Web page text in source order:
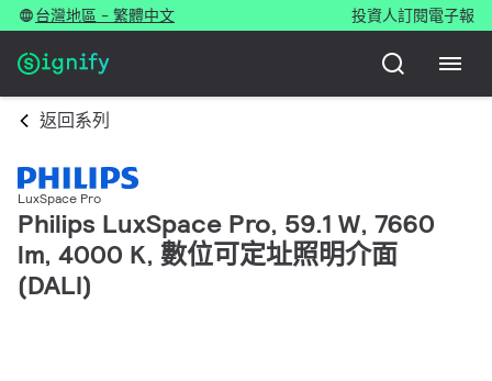
台灣地區 - 繁體中文 投資人訂閱電子報
返回系列
LuxSpace Pro
Philips LuxSpace Pro, 59.1 W, 7660
lm, 4000 K, 數位可定址照明介面
(DALI)